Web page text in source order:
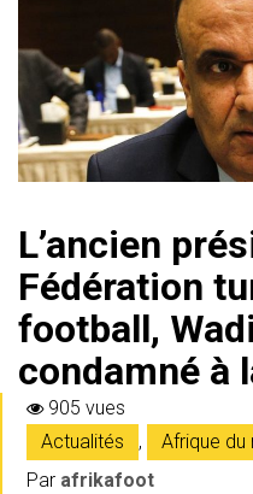
L’ancien
Fédération
football,
condamné à
905 vues
Actualités
, Afrique du
Par afrikafoot